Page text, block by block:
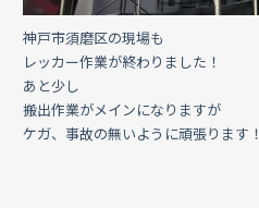
神戸市須磨区の現場も
レッカー作業が終わりました！
あと少し
搬出作業がメインになりますが
ケガ、事故の無いように頑張ります！